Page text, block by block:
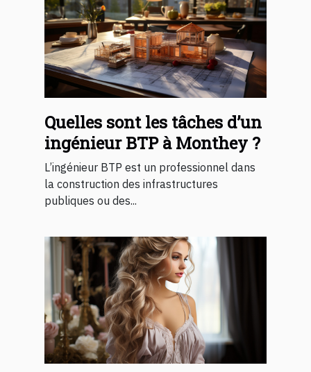
Quelles sont les tâches d’un
ingénieur BTP à Monthey ?
L’ingénieur BTP est un professionnel dans
la construction des infrastructures
publiques ou des...